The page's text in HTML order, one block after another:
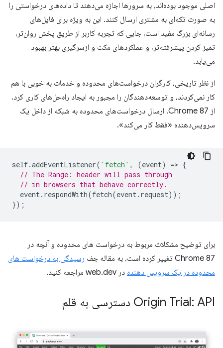
اصلی موجود بوده‌اند، به سرورها اجازه می‌دهند تا داده‌های درخواستی را
به صورت تکه‌ای به مشتری ارسال کنند. این به ویژه برای فایل‌های
رسانه‌ای بزرگ مفید است، جایی که تجربه کاربر از طریق پخش روان‌تر،
تمیز کردن پیشرفته‌تر، و عملکردهای مکث و ازسرگیری بهتر بهبود
می‌یابد.
از نظر تاریخی، کارگران درخواست‌های محدوده و خدمات به خوبی با هم
کار نمی‌کردند، و توسعه‌دهندگان را مجبور به ایجاد راه‌حل‌های کاری کرد.
از Chrome 87، ارسال درخواست‌های محدوده به شبکه از داخل یک
سرویس‌دهنده «فقط کار می‌کند».
self.addEventListener( 'fetch' , (event) => {
// The Range: header will pass through
// in browsers that behave correctly.
event. respondWith(fetch(event. request));
});
برای توضیح مشکلات مربوط به درخواست های محدوده و آنچه در
Chrome 87 تغییر کرده است، به مقاله جف
رسیدگی به درخواست های
محدوده در یک سرویس دهنده در web.dev مراجعه کنید.
Origin Trial: API دسترسی به قلم